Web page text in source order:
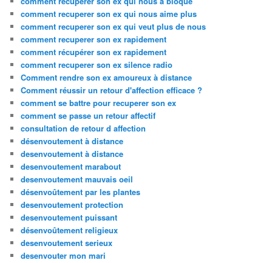
comment recuperer son ex qui nous aime plus
comment recuperer son ex qui veut plus de nous
comment recuperer son ex rapidement
comment récupérer son ex rapidement
comment recuperer son ex silence radio
Comment rendre son ex amoureux à distance
Comment réussir un retour d'affection efficace ?
comment se battre pour recuperer son ex
comment se passe un retour affectif
consultation de retour d affection
désenvoutement à distance
desenvoutement à distance
desenvoutement marabout
desenvoutement mauvais oeil
désenvoûtement par les plantes
desenvoutement protection
desenvoutement puissant
désenvoûtement religieux
desenvoutement serieux
desenvouter mon mari